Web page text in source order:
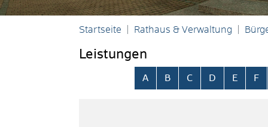
Startseite Rathaus & Verwaltung
Leistungen
Alphabetisches Register
A B C D E F